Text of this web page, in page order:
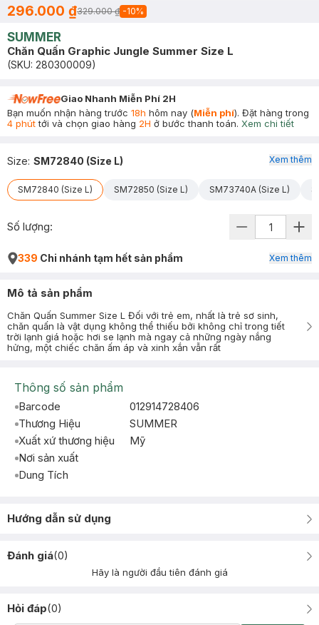
296.000 ₫329.000 ₫ -10%
SUMMER
Chăn Quấn Graphic Jungle Summer Size L
(SKU: 280300009)
Giao Nhanh Miễn Phí 2H
Bạn muốn nhận hàng trước 18h hôm nay (Miễn phí). Đặt hàng trong
4 phúttới và chọn giao hàng 2H ở bước thanh toán. Xem chi tiết
Size: SM72840 (Size L)
SM72840 (Size L) SM72850 (Size L) SM73740A (Size L)
Xem thêm
Số lượng:
339 Chi nhánh tạm hết sản phẩm Xem thêm
Mô tả sản phẩm
Chăn Quấn Summer Size L Đối với trẻ em, nhất là trẻ sơ sinh,
chăn quấn là vật dụng không thể thiếu bởi không chỉ trong tiết
trời lạnh giá hoặc hơi se lạnh mà ngay cả những ngày nắng
hửng, một chiếc chăn ấm áp và xinh xắn vẫn rất
Thông số sản phẩm
Barcode
012914728406
Thương Hiệu
SUMMER
Xuất xứ thương hiệu
Mỹ
Nơi sản xuất
Dung Tích
Hướng dẫn sử dụng
Đánh giá(0)
Hãy là người đầu tiên đánh giá
Hỏi đáp(0)